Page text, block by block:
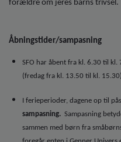
forældre om jeres barns trivsel.
Åbningstider/sampasning
SFO har åbent fra kl. 6.30 til
(fredag fra kl. 13.50 til kl. 15.30)
I ferieperioder, dagene op til
sampasning. Sampasning
sammen med børn fra